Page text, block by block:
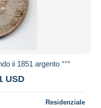
ii 1851 argento °°°
USD
Residenziale